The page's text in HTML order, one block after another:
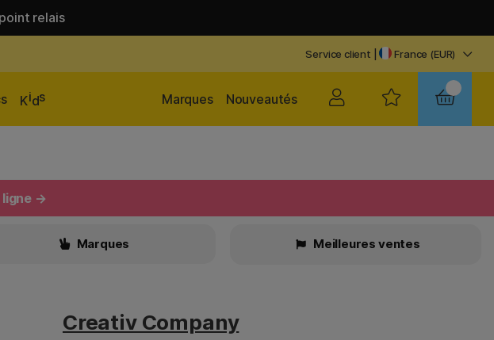
relais
Service client | France (EUR)
Kids Nouveautés
Marques
ligne →
Marques Meilleures ventes
Creativ Company